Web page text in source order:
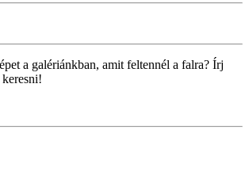
a galériánkban, amit feltennél a falra? Írj